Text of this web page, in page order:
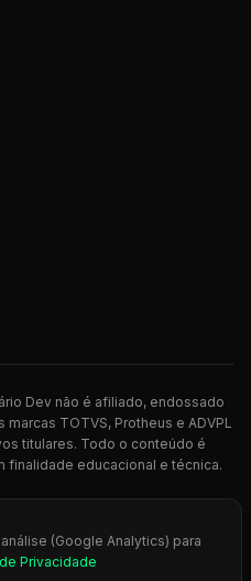
Dev não é afiliado, endossado
TOTVS, Protheus e ADVPL
titulares. Todo o conteúdo é
finalidade educacional e técnica.
💚 para desenvolvedores
(Google Analytics) para
Privacidade